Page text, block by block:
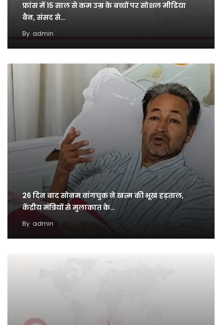
फ्रांस में 15 साल से कम उम्र के बच्चों पर सोशल मीडिया
बैन, संसद से…
By admin
26 दिन बाद सोनम वांगचुक ने खत्म की भूख हड़ताल,
केंद्रीय मंत्रियों से मुलाकात के…
By admin